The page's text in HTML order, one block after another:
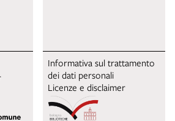
Informativa sul trattamento
dei dati personali
Licenze e disclaimer